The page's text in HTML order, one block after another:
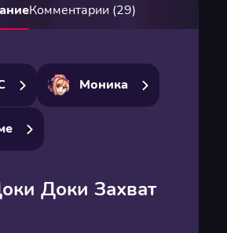
Комментарии (29)
Моника
Доки Захват